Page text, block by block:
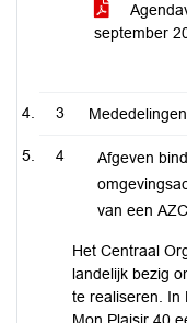
september
3
4
Afgeven
van een
Het Centraal
landelijk bezig
te realiseren. In